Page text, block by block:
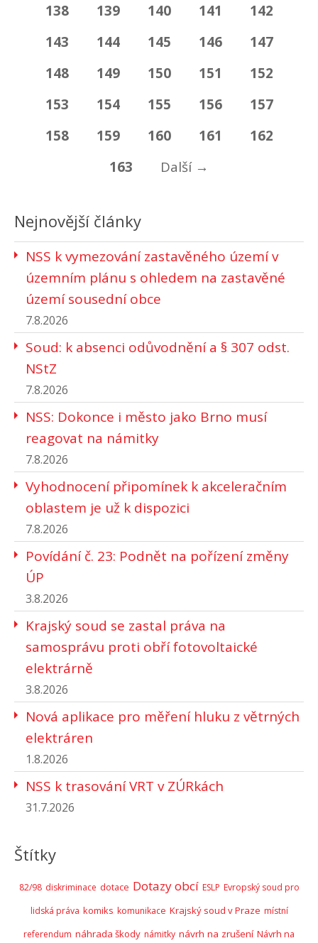
138
139 140 141
142
143
144 145 146
147
148
149 150 151
152
153
154 155 156
157
158
159 160 161
162
163
Další →
Nejnovější články
NSS k vymezování zastavěného území v
územním plánu s ohledem na zastavěné
území sousední obce
7.8.2026
Soud: k absenci odůvodnění a § 307 odst.
NStZ
7.8.2026
NSS: Dokonce i město jako Brno musí
reagovat na námitky
7.8.2026
Vyhodnocení připomínek k akceleračním
oblastem je už k dispozici
7.8.2026
Povídání č. 23: Podnět na pořízení změny
ÚP
3.8.2026
Krajský soud se zastal práva na
samosprávu proti obří fotovoltaické
elektrárně
3.8.2026
Nová aplikace pro měření hluku z větrných
elektráren
1.8.2026
NSS k trasování VRT v ZÚRkách
31.7.2026
Štítky
82/98 diskriminace dotace Dotazy obcí ESLP Evropský soud pro
lidská práva komiks komunikace Krajský soud v Praze místní
referendum náhrada škody námitky návrh na zrušení Návrh na